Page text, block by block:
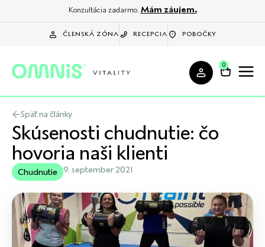
Konzultácia zadarmo. Mám záujem.
ČLENSKÁ ZÓNA RECEPCIA POBOČKY
0
Späť na články
Skúsenosti chudnutie: čo
hovoria naši klienti
Chudnutie 9. september 2021